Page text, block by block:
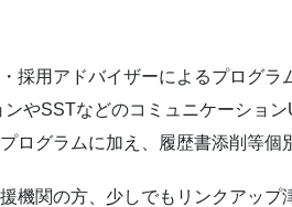
採用アドバイザーによるプログ
やSSTなどのコミュニケーショ
ログラムに加え、履歴書添削等個
機関の方、少しでもリンクアップ